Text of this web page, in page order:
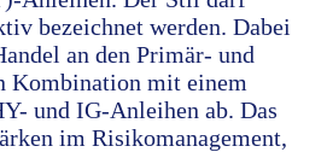
bezeichnet werden. Dabei
an den Primär- und
Kombination mit einem
und IG-Anleihen ab. Das
im Risikomanagement,